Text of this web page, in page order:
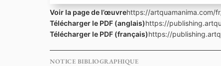
Voir la page de l’œuvrehttps://artquamanima.com/
Télécharger le PDF (anglais)https://
Télécharger le PDF (français)https://
NOTICE BIBLIOGRAPHIQUE